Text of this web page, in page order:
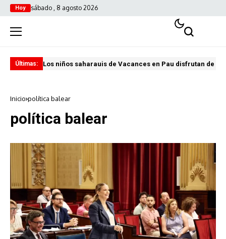
Hoy sábado , 8 agosto 2026
Últimas: Los niños saharauis de Vacances en Pau disfrutan de
Inicio política balear
política balear